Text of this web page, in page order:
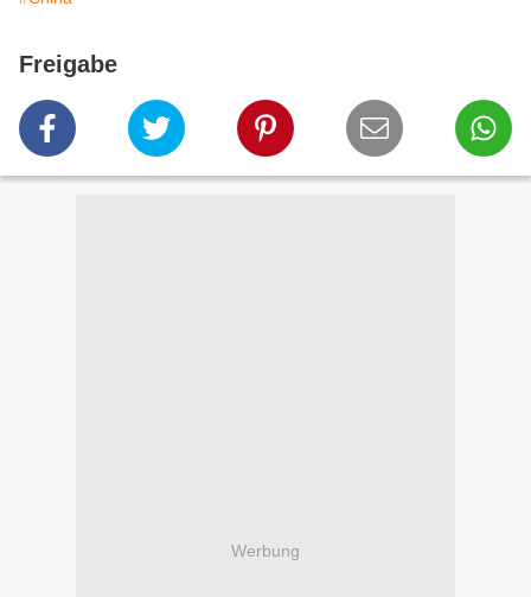
Freigabe
Werbung